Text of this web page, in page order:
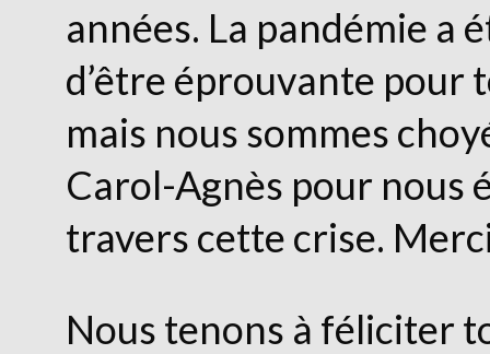
années. La pandémie a
d’être éprouvante pour
mais nous sommes
Carol-Agnès pour nous
travers cette crise.
Nous tenons à féliciter